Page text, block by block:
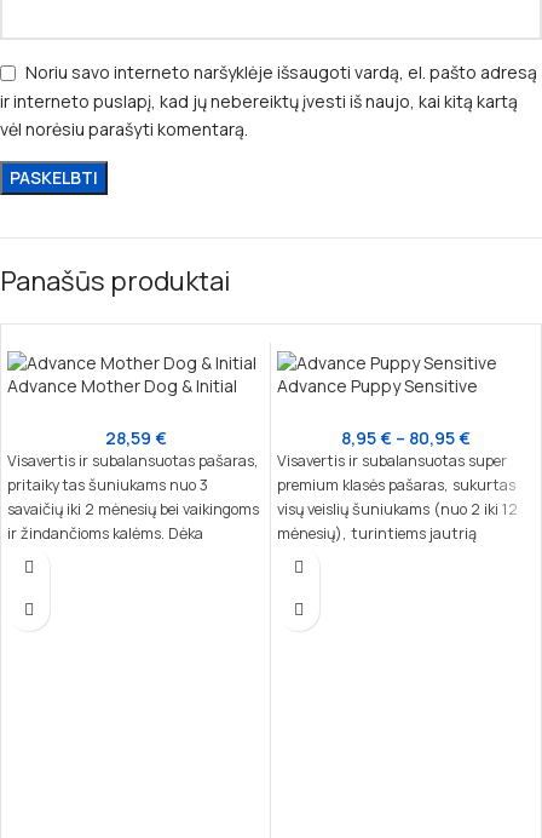
Noriu savo interneto naršyklėje išsaugoti vardą, el. pašto adresą
ir interneto puslapį, kad jų nebereiktų įvesti iš naujo, kai kitą kartą
vėl norėsiu parašyti komentarą.
Panašūs produktai
Advance Mother Dog & Initial
28,59 €
Visavertis ir subalansuotas pašaras,
pritaikytas šuniukams nuo 3
savaičių iki 2 mėnesių bei vaikingoms
ir žindančioms kalėms. Dėka
nukleotidų, kurie yra artimi motinos
stiprinti šuniuko imuninę sistemą ir
Advance Puppy Sensitive
8,95€ – 80,95€
Visavertis ir subalansuotas super
premium klasės pašaras, sukurtas
visų veislių šuniukams (nuo 2 iki 12
mėnesių), turintiems jautrią
virškinimo sistemą ar odos problemų.
baltymų šaltinis užtikrina lengvą